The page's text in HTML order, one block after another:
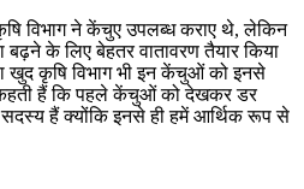
विभाग ने केंचुए उपलब्ध कराए थे, लेकिन
के लिए बेहतर वातावरण तैयार किया
खुद कृषि विभाग भी इन केंचुओं को इनसे
कहती हैं कि पहले केंचुओं को देखकर डर
हैं क्योंकि इनसे ही हमें आर्थिक रूप से